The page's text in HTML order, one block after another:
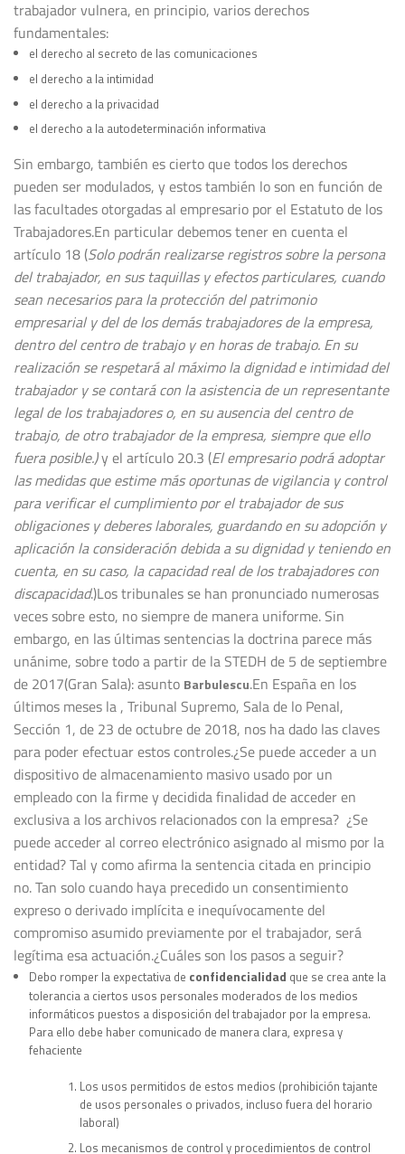
trabajador vulnera, en principio, varios derechos
fundamentales:
el derecho al secreto de las comunicaciones
el derecho a la intimidad
el derecho a la privacidad
el derecho a la autodeterminación informativa
Sin embargo, también es cierto que todos los derechos
pueden ser modulados, y estos también lo son en función de
las facultades otorgadas al empresario por el Estatuto de los
Trabajadores.En particular debemos tener en cuenta el
artículo 18 (Solo podrán realizarse registros sobre la persona
del trabajador, en sus taquillas y efectos particulares, cuando
sean necesarios para la protección del patrimonio
empresarial y del de los demás trabajadores de la empresa,
dentro del centro de trabajo y en horas de trabajo. En su
realización se respetará al máximo la dignidad e intimidad del
trabajador y se contará con la asistencia de un representante
legal de los trabajadores o, en su ausencia del centro de
trabajo, de otro trabajador de la empresa, siempre que ello
fuera posible.)y el artículo 20.3 (El empresario podrá adoptar
las medidas que estime más oportunas de vigilancia y control
para verificar el cumplimiento por el trabajador de sus
obligaciones y deberes laborales, guardando en su adopción y
aplicación la consideración debida a su dignidad y teniendo en
cuenta, en su caso, la capacidad real de los trabajadores con
discapacidad.)Los tribunales se han pronunciado numerosas
veces sobre esto, no siempre de manera uniforme. Sin
embargo, en las últimas sentencias la doctrina parece más
unánime, sobre todo a partir de la STEDH de 5 de septiembre
de 2017(Gran Sala): asunto Barbulescu.En España en los
últimos meses la , Tribunal Supremo, Sala de lo Penal,
Sección 1, de 23 de octubre de 2018, nos ha dado las claves
para poder efectuar estos controles.¿Se puede acceder a un
dispositivo de almacenamiento masivo usado por un
empleado con la firme y decidida finalidad de acceder en
exclusiva a los archivos relacionados con la empresa? ¿Se
puede acceder al correo electrónico asignado al mismo por la
entidad? Tal y como afirma la sentencia citada en principio
no. Tan solo cuando haya precedido un consentimiento
expreso o derivado implícita e inequívocamente del
compromiso asumido previamente por el trabajador, será
legítima esa actuación.¿Cuáles son los pasos a seguir?
Debo romper la expectativa de confidencialidad que se crea ante la
tolerancia a ciertos usos personales moderados de los medios
informáticos puestos a disposición del trabajador por la empresa.
Para ello debe haber comunicado de manera clara, expresa y
fehaciente
Los usos permitidos de estos medios (prohibición tajante
de usos personales o privados, incluso fuera del horario
laboral)
Los mecanismos de control y procedimientos de control